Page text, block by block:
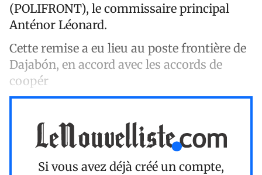
(POLIFRONT), le commissaire principal
Anténor Léonard.
Cette remise a eu lieu au poste frontière de
Dajabón, en accord avec les accords de
coopér
Si vous avez déjà créé un compte,